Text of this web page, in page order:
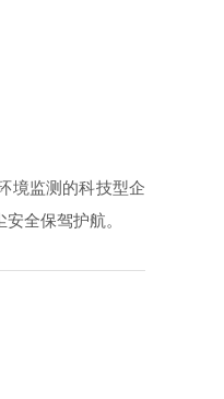
境监测的科技型企
全保驾护航。